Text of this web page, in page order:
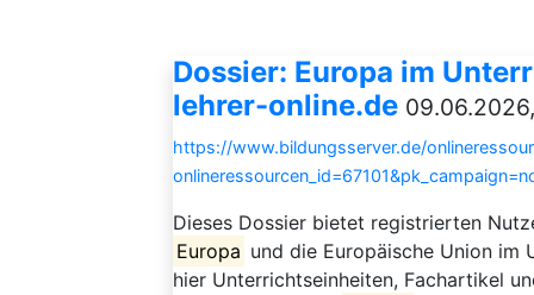
Dossier: Europa im
lehrer-online.de
https://www.bildungsserver.de/
Dieses Dossier bietet registrierten
Europa und die Europäische Union
hier Unterrichtseinheiten, Fachartikel